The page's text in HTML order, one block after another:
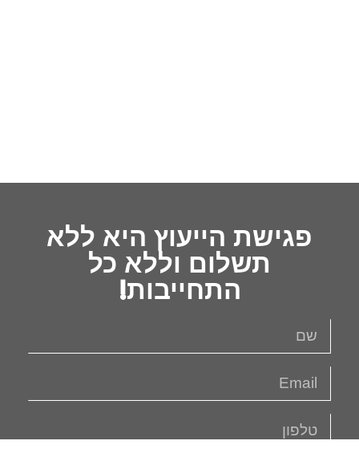
פגישת הייעוץ היא ללא
תשלום וללא כל
התחייבות!